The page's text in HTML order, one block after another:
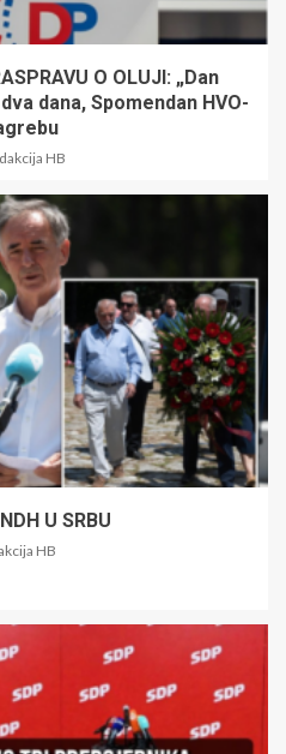
O OLUJI: „Dan
dana, Spomendan HVO-
HB
U SRBU
HB